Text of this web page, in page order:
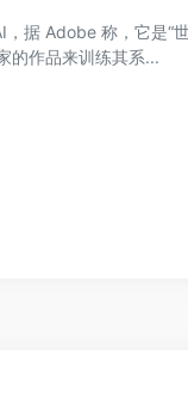
据 Adob​​e 称，它是“
的作品来训练其系...